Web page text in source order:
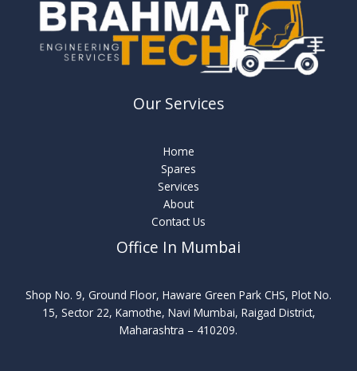
Our Services
Home
Spares
Services
About
Contact Us
Office In Mumbai
Shop No. 9, Ground Floor, Haware Green Park CHS, Plot No.
15, Sector 22, Kamothe, Navi Mumbai, Raigad District,
Maharashtra – 410209.